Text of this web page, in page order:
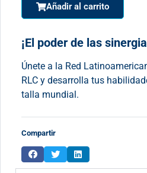
Añadir al carrito
¡El poder de las
Únete a la Red
RLC y desarrolla tus
talla mundial.
Compartir